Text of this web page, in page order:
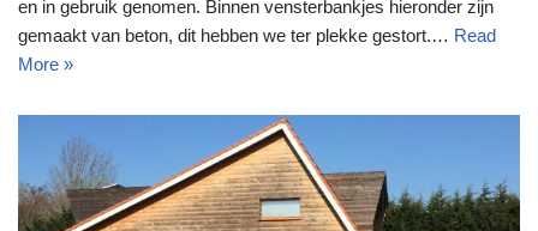
en in gebruik genomen. Binnen vensterbankjes hieronder zijn
gemaakt van beton, dit hebben we ter plekke gestort.… Read
More »